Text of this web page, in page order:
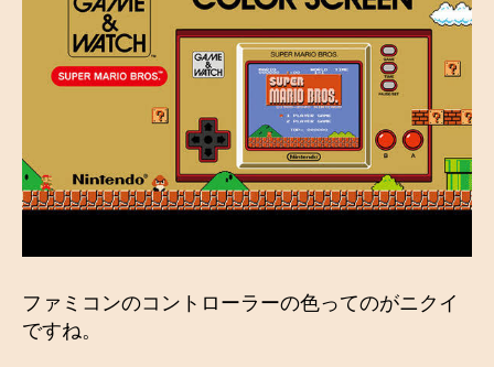
ファミコンのコントローラーの色ってのがニクイ
ですね。